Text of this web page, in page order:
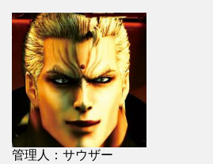
管理人：サウザー